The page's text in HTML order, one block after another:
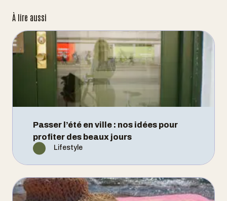
À lire aussi
Passer l’été en ville : nos idées pour
profiter des beaux jours
Lifestyle